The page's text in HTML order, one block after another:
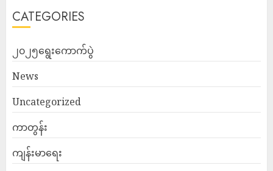
CATEGORIES
၂၀၂၅ရွေးကောက်ပွဲ
News
Uncategorized
ကာတွန်း
ကျန်းမာရေး